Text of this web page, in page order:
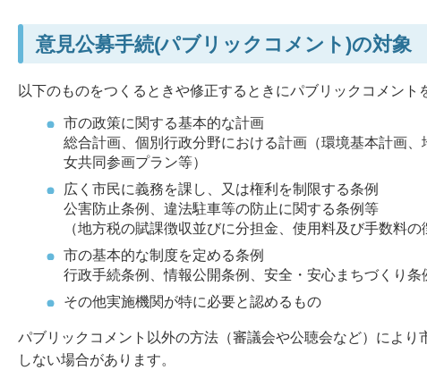
意見公募手続(パブリックコメント)の対象
以下のものをつくるときや修正するときにパブリックコメント
市の政策に関する基本的な計画
総合計画、個別行政分野における計画（環境基本計画
女共同参画プラン等）
広く市民に義務を課し、又は権利を制限する条例
公害防止条例、違法駐車等の防止に関する条例等
（地方税の賦課徴収並びに分担金、使用料及び手数料
市の基本的な制度を定める条例
行政手続条例、情報公開条例、安全・安心まちづくり条
その他実施機関が特に必要と認めるもの
パブリックコメント以外の方法（審議会や公聴会など）によ
しない場合があります。